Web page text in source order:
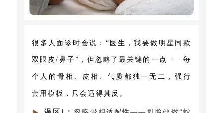
很多人面诊时会说：“医生，我要做明星同款
双眼皮/鼻子”，但忽略了最关键的一点——每
个人的骨相、皮相、气质都独一无二，强行
套用模板，只会适得其反。